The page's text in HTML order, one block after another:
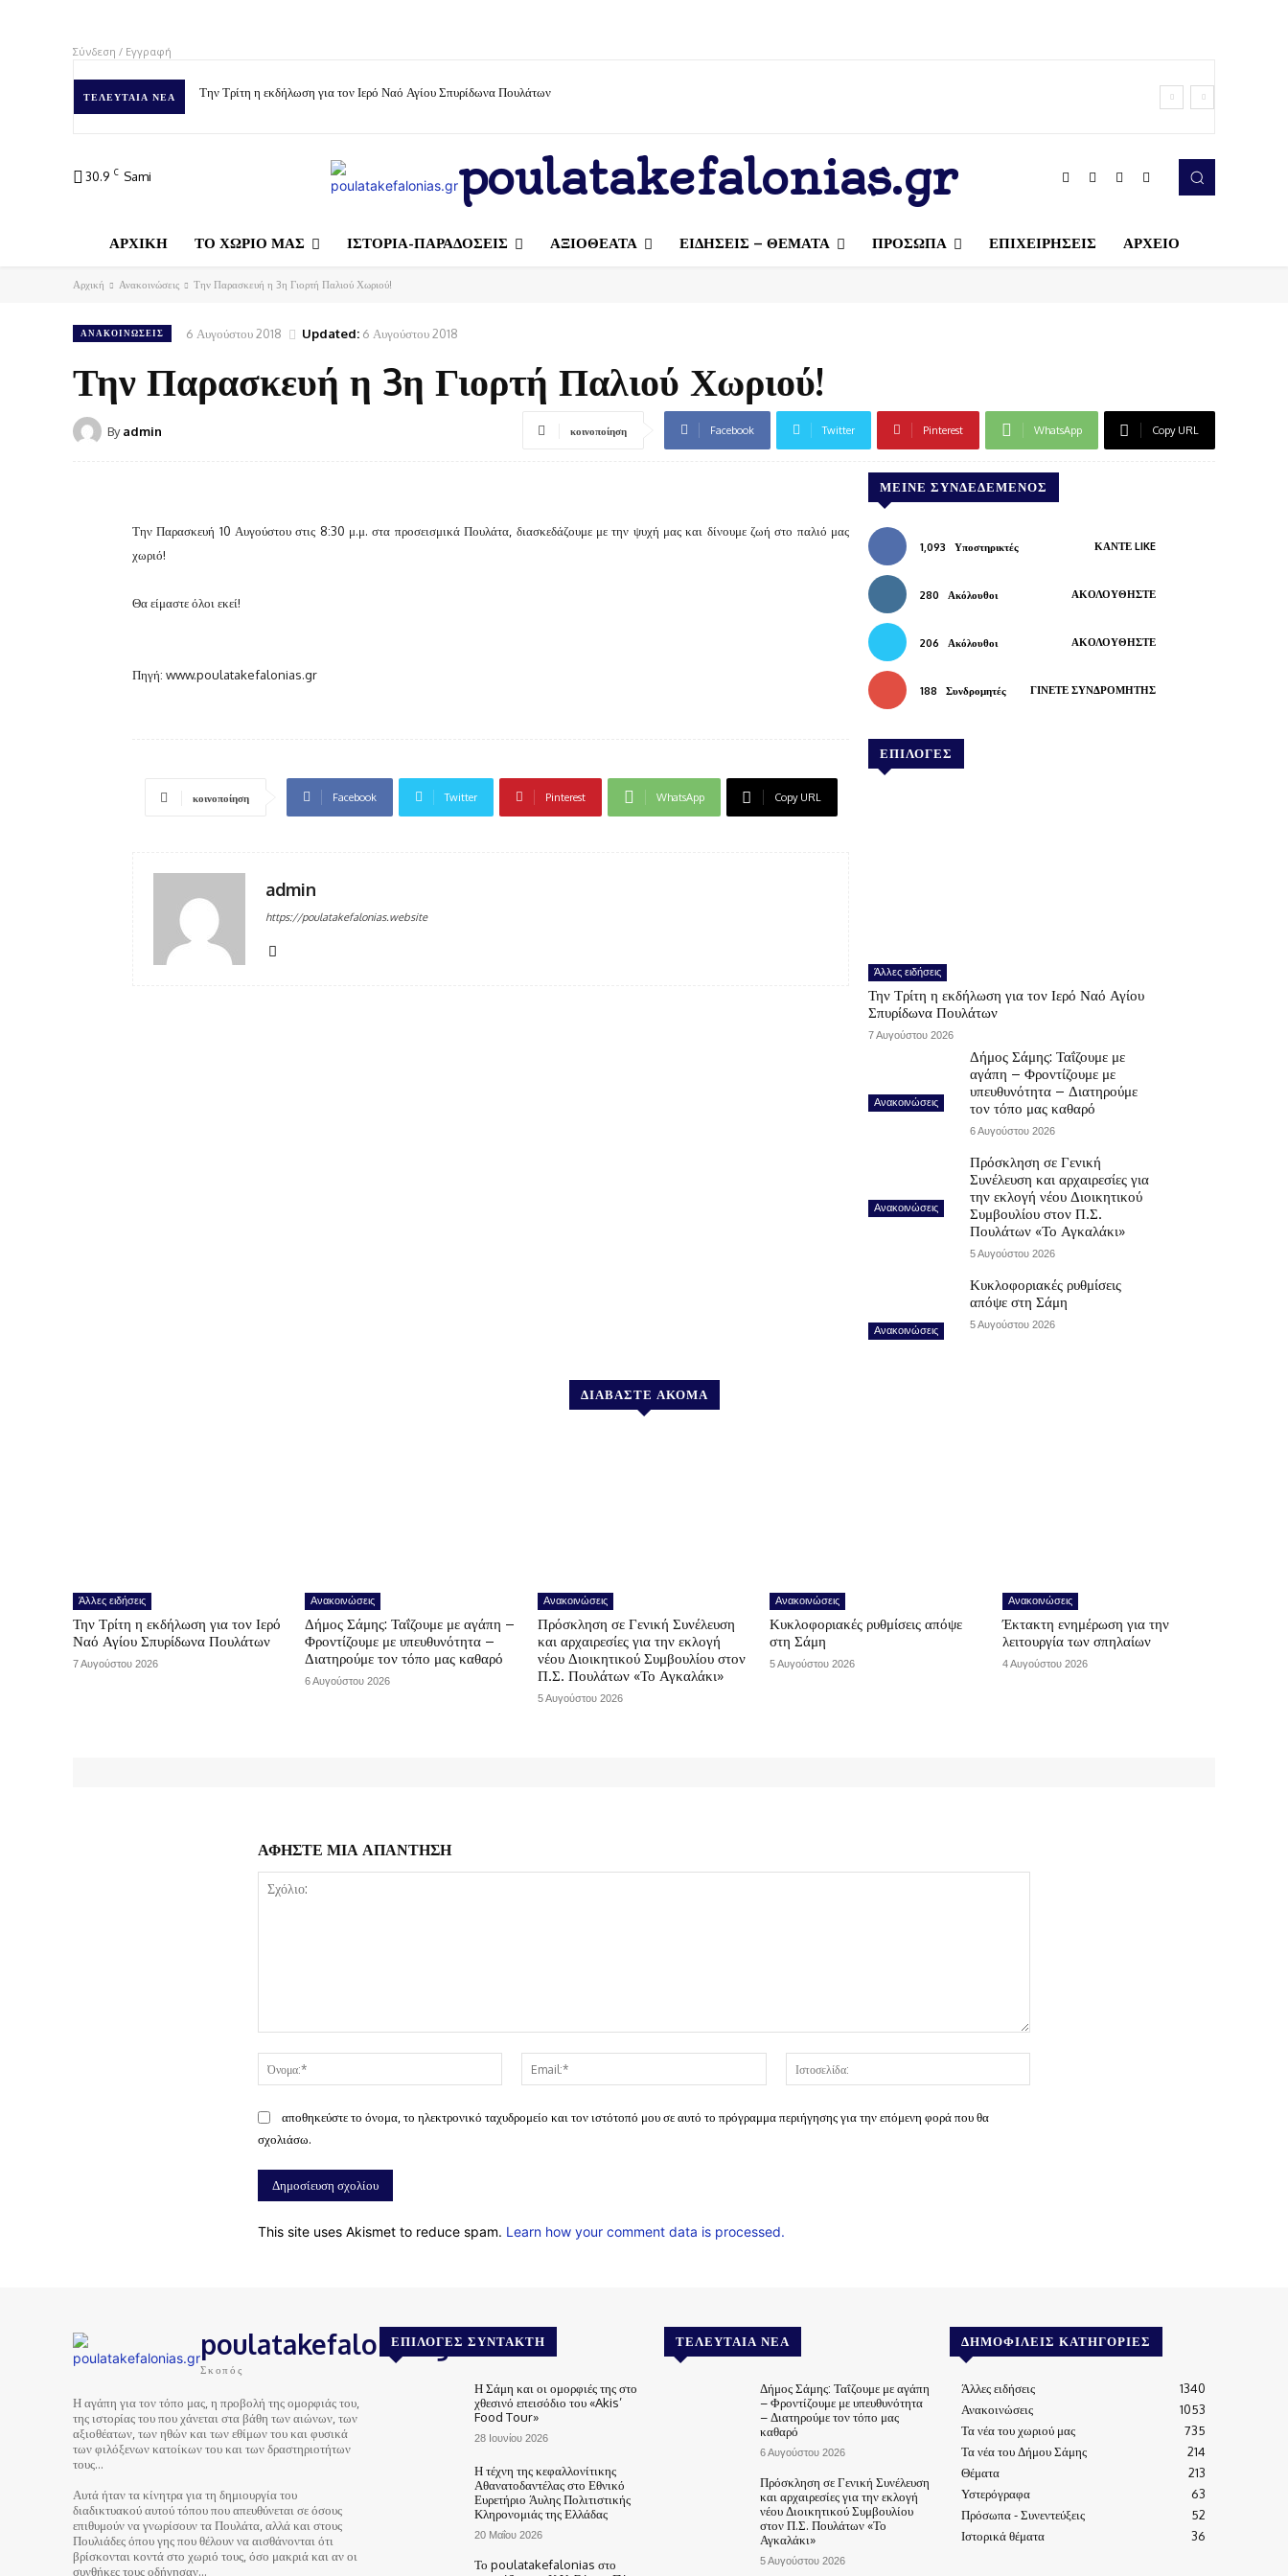
Σύνδεση / Εγγραφή
ΤΕΛΕΥΤΑΊΑ ΝΈΑ Την Τρίτη η εκδήλωση για τον Ιερό Ναό Αγίου Σπυρίδωνα Πουλάτων
30.9 C Sami poulatakefalonias.gr
ΑΡΧΙΚΗ ΤΟ ΧΩΡΙΟ ΜΑΣ ΙΣΤΟΡΙΑ-ΠΑΡΑΔΟΣΕΙΣ ΑΞΙΟΘΕΑΤΑ ΕΙΔΗΣΕΙΣ – ΘΕΜΑΤΑ ΠΡΟΣΩΠΑ ΕΠΙΧΕΙΡΗΣΕΙΣ ΑΡΧΕΙΟ
Αρχική Ανακοινώσεις Την Παρασκευή η 3η Γιορτή Παλιού Χωριού!
ΑΝΑΚΟΙΝΏΣΕΙΣ 6 Αυγούστου 2018 Updated: 6 Αυγούστου 2018
Την Παρασκευή η 3η Γιορτή Παλιού Χωριού!
By admin κοινοποίηση Facebook Twitter Pinterest WhatsApp Copy URL
Την Παρασκευή 10 Αυγούστου στις 8:30 μ.μ. στα προσεισμικά Πουλάτα, διασκεδάζουμε με την ψυχή μας και δίνουμε ζωή στο παλιό μας
χωριό!
Θα είμαστε όλοι εκεί!
Πηγή: www.poulatakefalonias.gr
κοινοποίηση Facebook Twitter Pinterest WhatsApp Copy URL
admin
https://poulatakefalonias.website
ΜΕΊΝΕ ΣΥΝΔΕΔΕΜΈΝΟΣ
1,093 Υποστηρικτές ΚΆΝΤΕ LIKE
280 Ακόλουθοι ΑΚΟΛΟΥΘΉΣΤΕ
206 Ακόλουθοι ΑΚΟΛΟΥΘΉΣΤΕ
188 Συνδρομητές ΓΊΝΕΤΕ ΣΥΝΔΡΟΜΗΤΉΣ
ΕΠΙΛΟΓΕΣ
Άλλες ειδήσεις
Την Τρίτη η εκδήλωση για τον Ιερό Ναό Αγίου
Σπυρίδωνα Πουλάτων
7 Αυγούστου 2026
Ανακοινώσεις
Δήμος Σάμης: Ταΐζουμε με
αγάπη – Φροντίζουμε με
υπευθυνότητα – Διατηρούμε
τον τόπο μας καθαρό
6 Αυγούστου 2026
Ανακοινώσεις
Πρόσκληση σε Γενική
Συνέλευση και αρχαιρεσίες για
την εκλογή νέου Διοικητικού
Συμβουλίου στον Π.Σ.
Πουλάτων «Το Αγκαλάκι»
5 Αυγούστου 2026
Ανακοινώσεις
Κυκλοφοριακές ρυθμίσεις
απόψε στη Σάμη
5 Αυγούστου 2026
ΔΙΑΒΑΣΤΕ ΑΚΟΜΑ
Άλλες ειδήσεις
Την Τρίτη η εκδήλωση για τον Ιερό
Ναό Αγίου Σπυρίδωνα Πουλάτων
7 Αυγούστου 2026
Ανακοινώσεις
Δήμος Σάμης: Ταΐζουμε με αγάπη –
Φροντίζουμε με υπευθυνότητα –
Διατηρούμε τον τόπο μας καθαρό
6 Αυγούστου 2026
Ανακοινώσεις
Πρόσκληση σε Γενική Συνέλευση
και αρχαιρεσίες για την εκλογή
νέου Διοικητικού Συμβουλίου στον
Π.Σ. Πουλάτων «Το Αγκαλάκι»
5 Αυγούστου 2026
Ανακοινώσεις
Κυκλοφοριακές ρυθμίσεις απόψε
στη Σάμη
5 Αυγούστου 2026
Ανακοινώσεις
Έκτακτη ενημέρωση για την
λειτουργία των σπηλαίων
4 Αυγούστου 2026
ΑΦΗΣΤΕ ΜΙΑ ΑΠΑΝΤΗΣΗ
Όνομα:*
Email:*
αποθηκεύστε το όνομα, το ηλεκτρονικό ταχυδρομείο και τον ιστότοπό μου σε αυτό το πρόγραμμα περιήγησης για την επόμενη φορά που θα
σχολιάσω.
This site uses Akismet to reduce spam. Learn how your comment data is processed.
poulatakefalonias.gr
Σκοπός
Η αγάπη για τον τόπο μας, η προβολή της ομορφιάς του,
της ιστορίας του που χάνεται στα βάθη των αιώνων, των
αξιοθέατων, των ηθών και των εθίμων του και φυσικά
των φιλόξενων κατοίκων του και των δραστηριοτήτων
τους…
Αυτά ήταν τα κίνητρα για τη δημιουργία του
διαδικτυακού αυτού τόπου που απευθύνεται σε όσους
επιθυμούν να γνωρίσουν τα Πουλάτα, αλλά και στους
Πουλιάδες όπου γης που θέλουν να αισθάνονται ότι
βρίσκονται κοντά στο χωριό τους, όσο μακριά και αν οι
συνθήκες τους οδήγησαν…
ΕΠΙΛΟΓΈΣ ΣΥΝΤΆΚΤΗ
Η Σάμη και οι ομορφιές της στο
χθεσινό επεισόδιο του «Akis’
Food Tour»
28 Ιουνίου 2026
Η τέχνη της κεφαλλονίτικης
Αθανατοδαντέλας στο Εθνικό
Ευρετήριο Άυλης Πολιτιστικής
Κληρονομιάς της Ελλάδας
20 Μαΐου 2026
Το poulatakefalonias στο
ΤΕΛΕΥΤΑΊΑ ΝΈΑ
Δήμος Σάμης: Ταΐζουμε με αγάπη
– Φροντίζουμε με υπευθυνότητα
– Διατηρούμε τον τόπο μας
καθαρό
6 Αυγούστου 2026
Πρόσκληση σε Γενική Συνέλευση
και αρχαιρεσίες για την εκλογή
νέου Διοικητικού Συμβουλίου
στον Π.Σ. Πουλάτων «Το
Αγκαλάκι»
5 Αυγούστου 2026
ΔΗΜΟΦΙΛΕΊΣ ΚΑΤΗΓΟΡΊΕΣ
Άλλες ειδήσεις
1340
Ανακοινώσεις
1053
Τα νέα του χωριού μας
735
Τα νέα του Δήμου Σάμης
214
Θέματα
213
Υστερόγραφα
63
Πρόσωπα - Συνεντεύξεις
52
Ιστορικά θέματα
36